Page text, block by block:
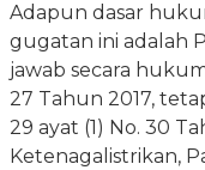
Adapun dasar
gugatan ini adalah
jawab secara
27 Tahun 2017,
29 ayat (1) No. 30
Ketenagalistrikan,